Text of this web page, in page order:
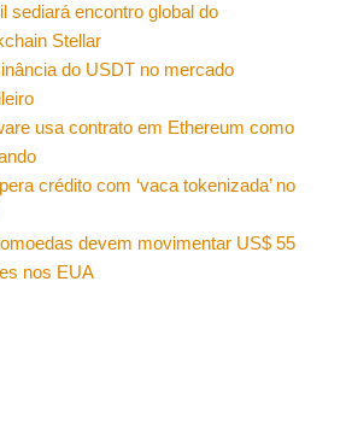
sediará encontro global do
Stellar
do USDT no mercado
usa contrato em Ethereum como
crédito com ‘vaca tokenizada’ no
devem movimentar US$ 55
nos EUA